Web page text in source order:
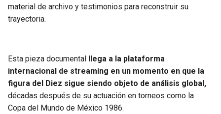
material de archivo y testimonios para reconstruir su
trayectoria.
Esta pieza documental
llega a la plataforma
internacional de streaming en un momento en que la
figura del Diez sigue siendo objeto de análisis global,
décadas después de su actuación en torneos como la
Copa del Mundo de México 1986.